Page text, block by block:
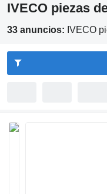
IVECO piezas
33 anuncios: IVECO